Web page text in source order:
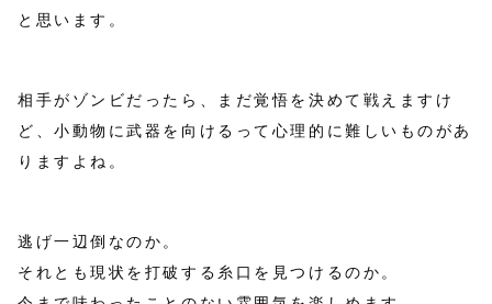
と思います。
相手がゾンビだったら、まだ覚悟を決めて戦えますけ
ど、小動物に武器を向けるって心理的に難しいものがあ
りますよね。
逃げ一辺倒なのか。
それとも現状を打破する糸口を見つけるのか。